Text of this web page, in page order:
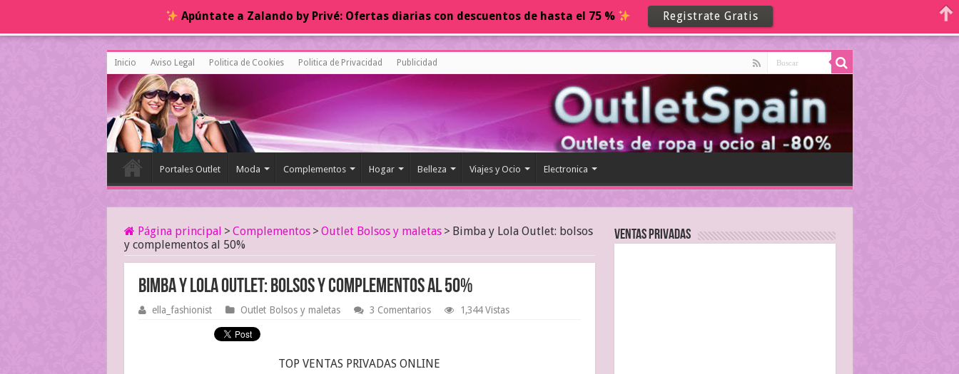
Inicio Aviso Legal Politica de Cookies Politica de Privacidad Publicidad
Portales Outlet Moda Complementos Hogar Belleza Viajes y Ocio Electronica
Página principal > Complementos > Outlet Bolsos y maletas > Bimba y Lola Outlet: bolsos
y complementos al 50%
Bimba y Lola Outlet: bolsos y complementos al 50%
ella_fashionist Outlet Bolsos y maletas 3 Comentarios 1,344 Vistas
TOP VENTAS PRIVADAS ONLINE
Ventas Privadas
Apúntate a Zalando by Privé: Ofertas diarias con descuentos de hasta el 75 % Registrate Gratis